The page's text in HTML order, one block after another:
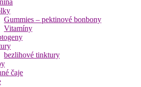
Gummies – pektinové bonbony
Vitamíny
bezlihové tinktury
čaje